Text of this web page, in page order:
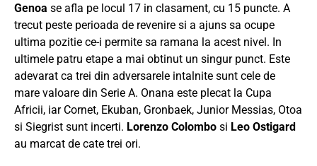
Genoa se afla pe locul 17 in clasament, cu 15 puncte. A
trecut peste perioada de revenire si a ajuns sa ocupe
ultima pozitie ce-i permite sa ramana la acest nivel. In
ultimele patru etape a mai obtinut un singur punct. Este
adevarat ca trei din adversarele intalnite sunt cele de
mare valoare din Serie A. Onana este plecat la Cupa
Africii, iar Cornet, Ekuban, Gronbaek, Junior Messias, Otoa
si Siegrist sunt incerti. Lorenzo Colombo si Leo Ostigard
au marcat de cate trei ori.